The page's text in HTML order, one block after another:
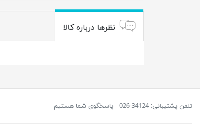
نظرها درباره کالا
تلفن پشتیبانی: 34124-026 پاسخگوی شما هستیم